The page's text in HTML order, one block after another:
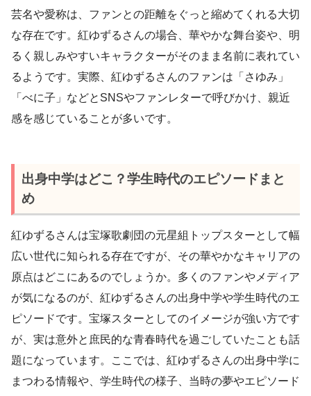
芸名や愛称は、ファンとの距離をぐっと縮めてくれる大切
な存在です。紅ゆずるさんの場合、華やかな舞台姿や、明
るく親しみやすいキャラクターがそのまま名前に表れてい
るようです。実際、紅ゆずるさんのファンは「さゆみ」
「べに子」などとSNSやファンレターで呼びかけ、親近
感を感じていることが多いです。
出身中学はどこ？学生時代のエピソードまと
め
紅ゆずるさんは宝塚歌劇団の元星組トップスターとして幅
広い世代に知られる存在ですが、その華やかなキャリアの
原点はどこにあるのでしょうか。多くのファンやメディア
が気になるのが、紅ゆずるさんの出身中学や学生時代のエ
ピソードです。宝塚スターとしてのイメージが強い方です
が、実は意外と庶民的な青春時代を過ごしていたことも話
題になっています。ここでは、紅ゆずるさんの出身中学に
まつわる情報や、学生時代の様子、当時の夢やエピソード